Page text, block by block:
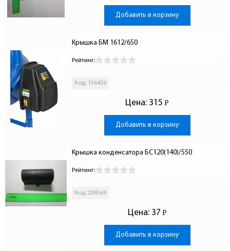
Добавить в корзину
Крышка БМ 1612/650
Рейтинг:
Код: 156426
Цена: 315 Р
-
Добавить в корзину
Крышка конденсатора БС120(140)/550
Рейтинг:
Код: 204569
Цена: 37 Р
-
Добавить в корзину